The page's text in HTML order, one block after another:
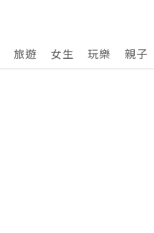
旅遊 女生 玩樂 親子